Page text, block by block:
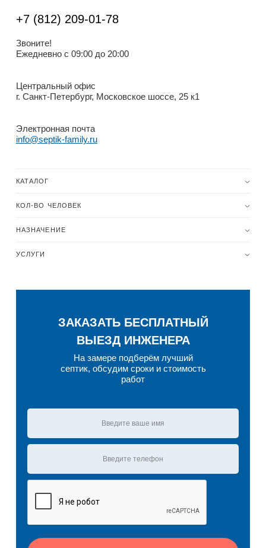
+7 (812) 209-01-78
Звоните!
Ежедневно с 09:00 до 20:00
Центральный офис
г. Санкт-Петербург, Московское шоссе, 25 к1
Электронная почта
info@septik-family.ru
КАТАЛОГ
КОЛ-ВО ЧЕЛОВЕК
НАЗНАЧЕНИЕ
УСЛУГИ
ЗАКАЗАТЬ БЕСПЛАТНЫЙ
ВЫЕЗД ИНЖЕНЕРА
На замере подберём лучший
септик, обсудим сроки и стоимость
работ